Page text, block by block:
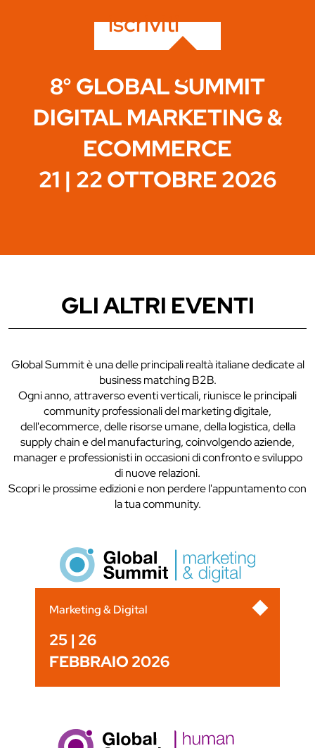
iscriviti
8° GLOBAL SUMMIT
DIGITAL MARKETING &
ECOMMERCE
21 | 22 OTTOBRE 2026
GLI ALTRI EVENTI
Global Summit è una delle principali realtà italiane dedicate al
business matching B2B.
Ogni anno, attraverso eventi verticali, riunisce le principali
community professionali del marketing digitale,
dell'ecommerce, delle risorse umane, della logistica, della
supply chain e del manufacturing, coinvolgendo aziende,
manager e professionisti in occasioni di confronto e sviluppo
di nuove relazioni.
Scopri le prossime edizioni e non perdere l'appuntamento con
la tua community.
Marketing & Digital
25 | 26
FEBBRAIO 2026